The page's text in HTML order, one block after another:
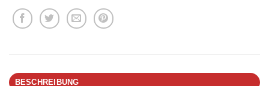
BESCHREIBUNG